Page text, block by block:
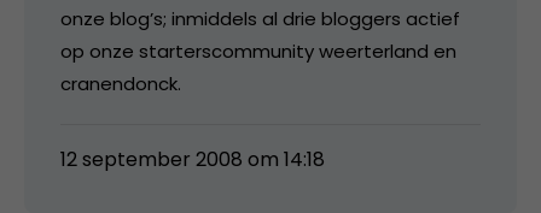
onze blog’s; inmiddels al drie bloggers actief
op onze starterscommunity weerterland en
cranendonck.
12 september 2008 om 14:18